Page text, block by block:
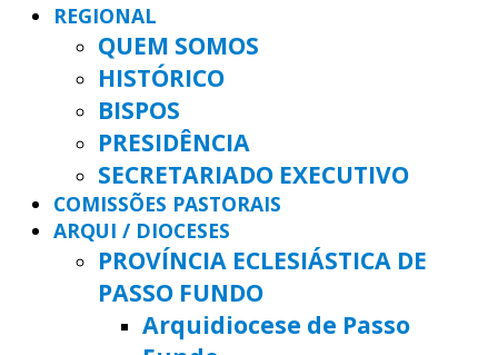
REGIONAL
QUEM SOMOS
HISTÓRICO
BISPOS
PRESIDÊNCIA
SECRETARIADO EXECUTIVO
COMISSÕES PASTORAIS
ARQUI / DIOCESES
PROVÍNCIA ECLESIÁSTICA DE
PASSO FUNDO
Arquidiocese de Passo